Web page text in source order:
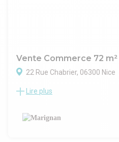
Vente Commerce 72 m²
22 Rue Chabrier, 06300 Nice
NICE - Rue Chabrier - Local
ce local commercial neuf de
le 06300. Implanté en rez-de-
Lire plus